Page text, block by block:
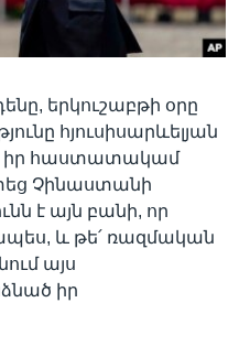
երկուշաբթի օրը
հյուսիսարևելյան
իր հաստատակամ
Չինաստանի
է այն բանի, որ
և թե՛ ռազմական
այս
իր